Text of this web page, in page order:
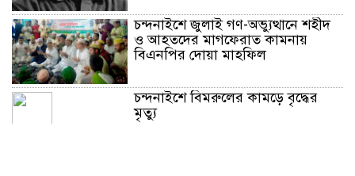
চন্দনাইশে জুলাই গণ-অভ্যুত্থানে শহীদ
ও আহতদের মাগফেরাত কামনায়
বিএনপির দোয়া মাহফিল
চন্দনাইশে বিমরুলের কামড়ে বৃদ্ধের
মৃত্যু